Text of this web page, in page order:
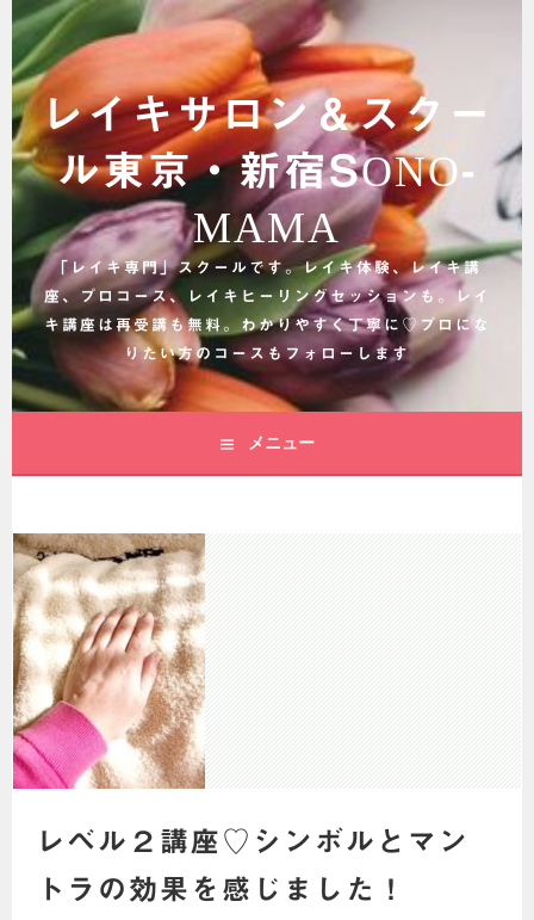
コ
ン
テ
ン
ツ
へ
ス
ッ
レイキサロン＆スクー
ル東京・新宿SONO-
MAMA
「レイキ専門」スクールです。レイキ体験、レイキ講
座、プロコース、レイキヒーリングセッションも。レイ
キ講座は再受講も無料。わかりやすく丁寧に♡プロにな
りたい方のコースもフォローします
メニュー
レベル２講座♡シンボルとマン
トラの効果を感じました！